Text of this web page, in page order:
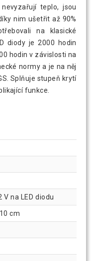
teplo, jsou
nim ušetřit až 90%
na klasické
diody je 2000 hodin
hodin v závislosti na
normy a je na něj
Splňuje stupeň krytí
funkce.
V na LED diodu
cm